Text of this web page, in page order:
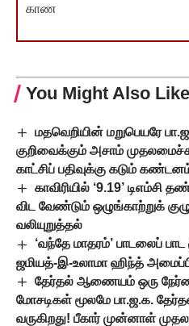
காண
You Might Also Like
மதவெறியின் மறுபெயரே
குறிவைக்கும் அசாம்
காட்சிப் பதிவுக்கு கடும்
காவிரியில் ‘9.19’ டிஎம்சி
விட வேண்டும் ஒழுங்காற்றுக்
வலியுறுத்தல்
‘வந்தே மாதரம்’ பாடலைப்
ஜமியத்-இ-உலாமா ஹிந்த்
தேர்தல் ஆணையம் ஒரு
மோசடிகள் மூலமே பா.ஜ.க.
வருகிறது! பீகார் முன்னாள்